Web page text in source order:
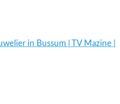
in Bussum | TV Mazine |